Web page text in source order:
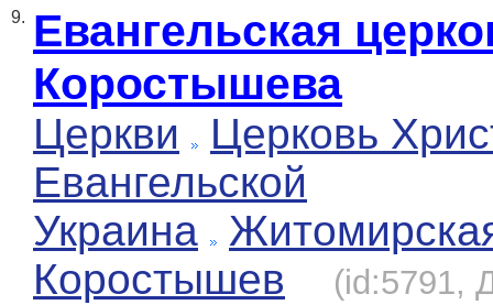
9. Евангельская
Коростышева
Церкви
Церковь
Евангельской
Украина
Коростышев
(id:5791,